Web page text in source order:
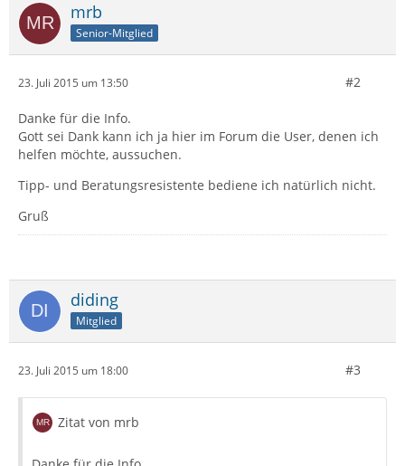
mrb
Senior-Mitglied
23. Juli 2015 um 13:50 #2
Danke für die Info.
Gott sei Dank kann ich ja hier im Forum die User, denen ich
helfen möchte, aussuchen.
Tipp- und Beratungsresistente bediene ich natürlich nicht.
Gruß
diding
Mitglied
23. Juli 2015 um 18:00 #3
Zitat von mrb